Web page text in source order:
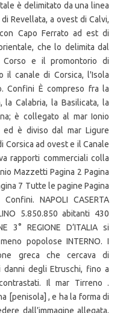
è delimitato da una linea
Revellata, a ovest di Calvi,
Capo Ferrato ad est di
che lo delimita dal
e il promontorio di
il canale di Corsica, l'Isola
Confini È compreso fra la
la Calabria, la Basilicata, la
è collegato al mar Ionio
è diviso dal mar Ligure
Corsica ad ovest e il Canale
rapporti commerciali colla
Mazzetti Pagina 2 Pagina
7 Tutte le pagine Pagina
NAPOLI CASERTA
5.850.850 abitanti 430
3° REGIONE D’ITALIA si
popolose INTERNO. I
greca che cercava di
degli Etruschi, fino a
Il mar Tirreno .
[penisola] , e ha la forma di
dall’immagine allegata,